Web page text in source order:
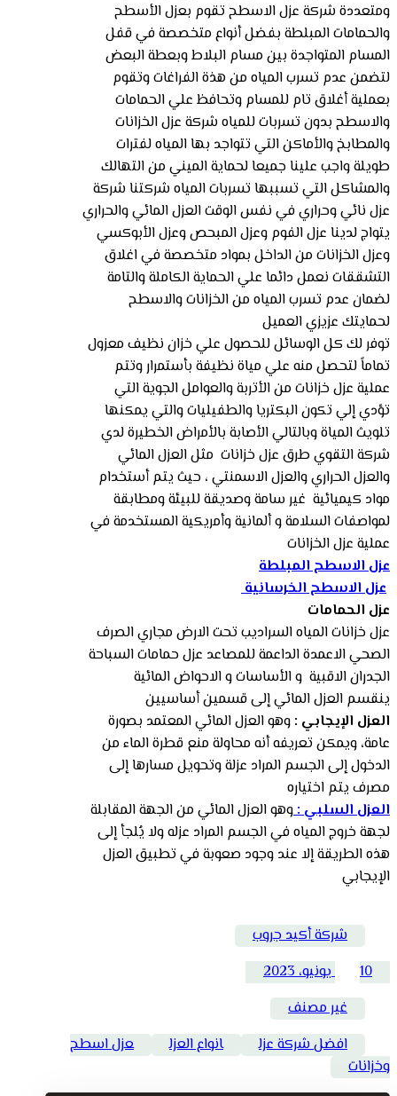
ومتعددة شركة عزل الاسطح تقوم بعزل الأسطح
والحمامات المبلطة بفضل أنواع متخصصة في قفل
المسام المتواجدة بين مسام البلاط وبعطة البعض
لتضمن عدم تسرب المياه من هذة الفراغات وتقوم
بعملية أغلاق تام للمسام وتحافظ علي الحمامات
والاسطح بدون تسربات للمياه شركة عزل الخزانات
والمطابخ والأماكن التي تتواجد بها المياه لفترات
طويلة واجب علينا جميعا لحماية الميني من التهالك
والمشاكل التي تسببها تسربات المياه شركتنا شركة
عزل نائي وحراري في نفس الوقت العزل المائي والحراري
يتواج لدينا عزل الفوم وعزل المبحص وعزل الأبوكسي
وعزل الخزانات من الداخل بمواد متخصصة في اغلاق
التشققات نعمل دائما علي الحماية الكاملة والتامة
لضمان عدم تسرب المياه من الخزانات والاسطح
لحمايتك عزيزي العميل
توفر لك كل الوسائل للحصول علي خزان نظيف معزول
تماماً لتحصل منه علي مياة نظيفة بأستمرار وتتم
عملية عزل خزانات من الأتربة والعوامل الجوية التي
تؤدي إلي تكون البكتريا والطفيليات والتي يمكنها
تلويث المياة وبالتالي الأصابة بالأمراض الخطيرة لدي
شركة التقوي طرق عزل خزانات مثل العزل المائي
والعزل الحراري والعزل الاسمنتي ، حيث يتم أستخدام
مواد كيميائية غير سامة وصديقة للبيئة ومطابقة
لمواصفات السلامة و ألمانية وأمريكية المستخدمة في
عملية عزل الخزانات
عزل الاسطح المبلطة
عزل الاسطح الخرسانية
عزل الحمامات
عزل خزانات المياه السراديب تحت الارض مجاري الصرف
الصحي الاعمدة الداعمة للمصاعد عزل حمامات السباحة
الجدران الاقبية و الأساسات و الاحواض المائية
ينقسم العزل المائي إلى قسمين أساسيين
العزل الإيجابي : وهو العزل المائي المعتمد بصورة
عامة، ويمكن تعريفه أنه محاولة منع قطرة الماء من
الدخول إلى الجسم المراد عزلة وتحويل مسارها إلى
مصرف يتم اختياره
العزل السلبي :وهو العزل المائي من الجهة المقابلة
لجهة خروج المياه في الجسم المراد عزله ولا يُلجأ إلى
هذه الطريقة إلا عند وجود صعوبة في تطبيق العزل
الإيجابي
شركة أكيد جروب
10 يونيو، 2023
غير مصنف
افضل شركة عزل
انواع العزل
عزل اسطح
وخزانات